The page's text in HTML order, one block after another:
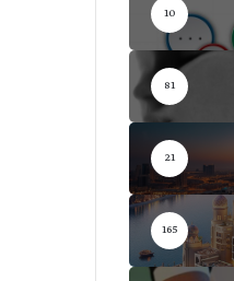
10
81
21
165